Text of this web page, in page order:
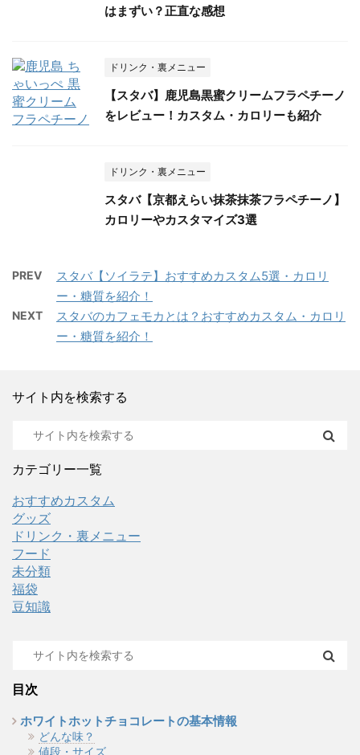
はまずい？正直な感想
ドリンク・裏メニュー
【スタバ】鹿児島黒蜜クリームフラペチーノ
をレビュー！カスタム・カロリーも紹介
ドリンク・裏メニュー
スタバ【京都えらい抹茶抹茶フラペチーノ】
カロリーやカスタマイズ3選
PREV
スタバ【ソイラテ】おすすめカスタム5選・カロリ
ー・糖質を紹介！
NEXT
スタバのカフェモカとは？おすすめカスタム・カロリ
ー・糖質を紹介！
サイト内を検索する
カテゴリー一覧
おすすめカスタム
グッズ
ドリンク・裏メニュー
フード
未分類
福袋
豆知識
目次
ホワイトホットチョコレートの基本情報
どんな味？
値段・サイズ